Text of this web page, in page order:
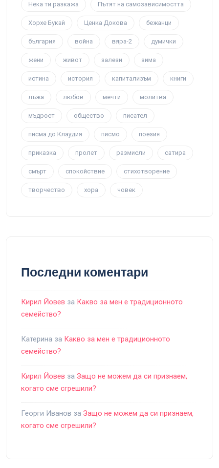
Нека ти разкажа Пътят на самозависимостта
Хорхе Букай Ценка Докова бежанци
българия война вяра-2 думички
жени живот залези зима
истина история капитализъм книги
лъжа любов мечти молитва
мъдрост общество писател
писма до Клаудия писмо поезия
приказка пролет размисли сатира
смърт спокойствие стихотворение
творчество хора човек
Последни коментари
Кирил Йовев за Какво за мен е традиционното
семейство?
Катерина за Какво за мен е традиционното
семейство?
Кирил Йовев за Защо не можем да си признаем,
когато сме сгрешили?
Георги Иванов за Защо не можем да си признаем,
когато сме сгрешили?